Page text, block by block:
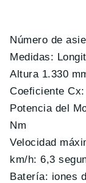
Número de
Medidas:
Altura 1.330
Coeficiente
Potencia del
Nm
Velocidad
km/h: 6,3
Batería: iones